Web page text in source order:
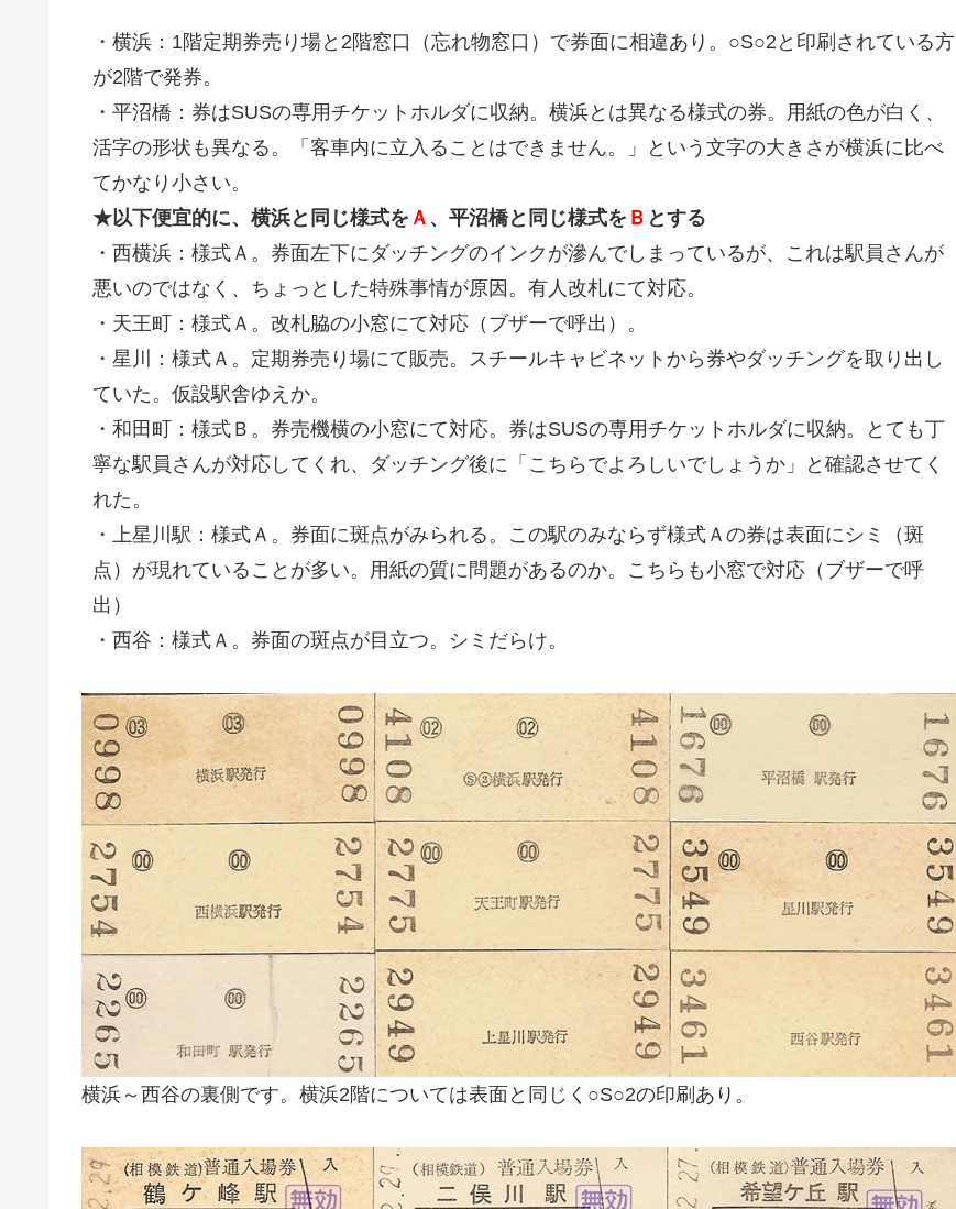
・横浜：1階定期券売り場と2階窓口（忘れ物窓口）で券面に相違あり。○S○2と印刷されている方
が2階で発券。
・平沼橋：券はSUSの専用チケットホルダに収納。横浜とは異なる様式の券。用紙の色が白く、
活字の形状も異なる。「客車内に立入ることはできません。」という文字の大きさが横浜に比べ
てかなり小さい。
★以下便宜的に、横浜と同じ様式を Ａ 、平沼橋と同じ様式を Ｂ とする
・西横浜：様式Ａ。券面左下にダッチングのインクが滲んでしまっているが、これは駅員さんが
悪いのではなく、ちょっとした特殊事情が原因。有人改札にて対応。
・天王町：様式Ａ。改札脇の小窓にて対応（ブザーで呼出）。
・星川：様式Ａ。定期券売り場にて販売。スチールキャビネットから券やダッチングを取り出し
ていた。仮設駅舎ゆえか。
・和田町：様式Ｂ。券売機横の小窓にて対応。券はSUSの専用チケットホルダに収納。とても丁
寧な駅員さんが対応してくれ、ダッチング後に「こちらでよろしいでしょうか」と確認させてく
れた。
・上星川駅：様式Ａ。券面に斑点がみられる。この駅のみならず様式Ａの券は表面にシミ（斑
点）が現れていることが多い。用紙の質に問題があるのか。こちらも小窓で対応（ブザーで呼
出）
・西谷：様式Ａ。券面の斑点が目立つ。シミだらけ。
横浜～西谷の裏側です。横浜2階については表面と同じく○S○2の印刷あり。